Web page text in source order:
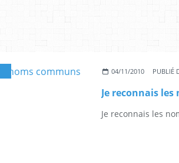
04/11/2010 PUBLIÉ
Je reconnais les